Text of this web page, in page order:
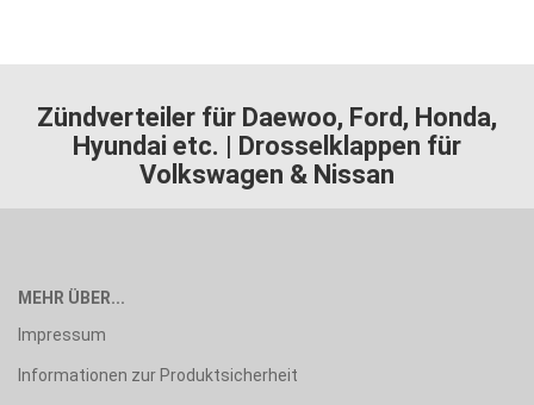
Zündverteiler für Daewoo, Ford, Honda,
Hyundai etc. | Drosselklappen für
Volkswagen & Nissan
MEHR ÜBER...
Impressum
Informationen zur Produktsicherheit